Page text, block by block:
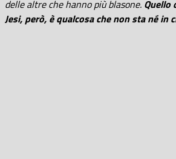
delle altre che hanno più blasone. Quello
Jesi, però, è qualcosa che non sta né in